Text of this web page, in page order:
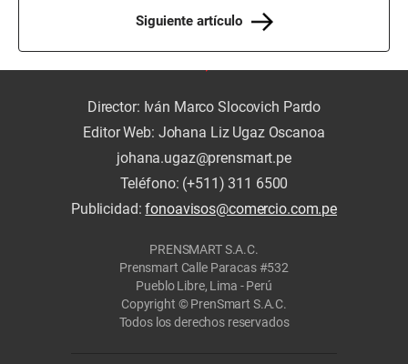
Siguiente artículo
Director: Iván Marco Slocovich Pardo
Editor Web: Johana Liz Ugaz Oscanoa
johana.ugaz@prensmart.pe
Teléfono: (+511) 311 6500
Publicidad:fonoavisos@comercio.com.pe
PRENSMART S.A.C.
Prensmart Calle Paracas #532
Pueblo Libre, Lima - Perú
Copyright © PrenSmart S.A.C.
Todos los derechos reservados